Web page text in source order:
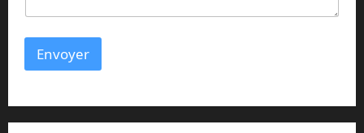
Envoyer